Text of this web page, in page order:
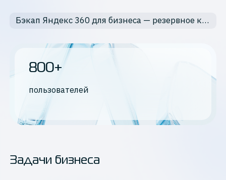
Бэкап Яндекс 360 для бизнеса — резервное копирование данных
800+
пользователей
Задачи бизнеса